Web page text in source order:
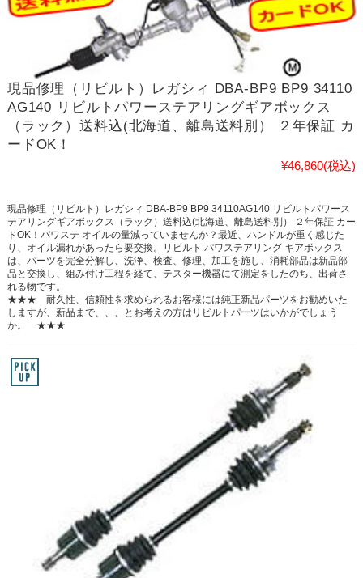
現品修理（リビルト）レガシィ DBA-BP9 BP9 34110
AG140 リビルトパワーステアリングギアボックス
（ラック）送料込(北海道、離島送料別） ２年保証 カ
ードOK！
¥46,860(税込)
現品修理（リビルト）レガシィ DBA-BP9 BP9 34110AG140 リビルトパワース
テアリングギアボックス（ラック）送料込(北海道、離島送料別） ２年保証 カー
ドOK！パワステ オイルの量減っていませんか？最近、ハンドルが重く感じた
り、オイル漏れがあったら要交換。リビルト パワステアリング ギアボックス
は、パーツを完全分解し、洗浄、検査、修理、加工を施し、消耗部品は新品部
品と交換し、組み付け工程を経て、テスター機器にて測定をしたのち、出荷さ
れる物です。
★★★ 耐久性、信頼性を求められるお客様には純正新品パーツをお勧めいた
しますが、新品まで、、、とお考えの方はリビルトパーツはいかがでしょう
か。 ★★★